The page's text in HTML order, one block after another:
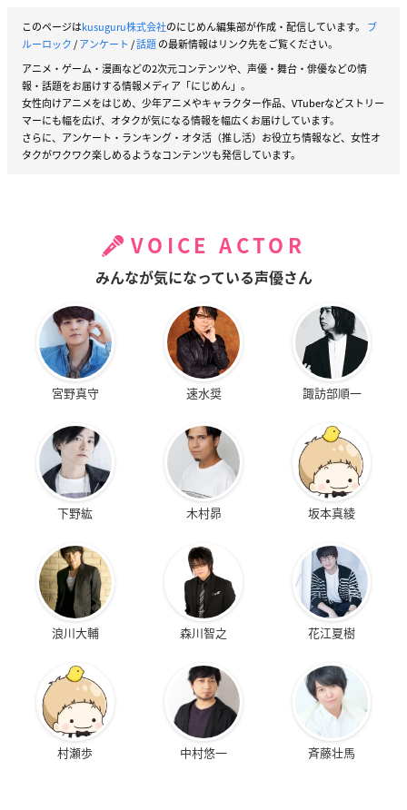
このページはkusuguru株式会社のにじめん編集部が作成・配信しています。 ブ
ルーロック/アンケート /話題の最新情報はリンク先をご覧ください。
アニメ・ゲーム・漫画などの2次元コンテンツや、声優・舞台・俳優などの情
報・話題をお届けする情報メディア「にじめん」。
女性向けアニメをはじめ、少年アニメやキャラクター作品、VTuberなどストリー
マーにも幅を広げ、オタクが気になる情報を幅広くお届けしています。
さらに、アンケート・ランキング・オタ活（推し活）お役立ち情報など、女性オ
タクがワクワク楽しめるようなコンテンツも発信しています。
VOICE ACTOR
みんなが気になっている声優さん
宮野真守 速水奨 諏訪部順一
下野紘 木村昴 坂本真綾
浪川大輔 森川智之 花江夏樹
村瀬歩 中村悠一 斉藤壮馬